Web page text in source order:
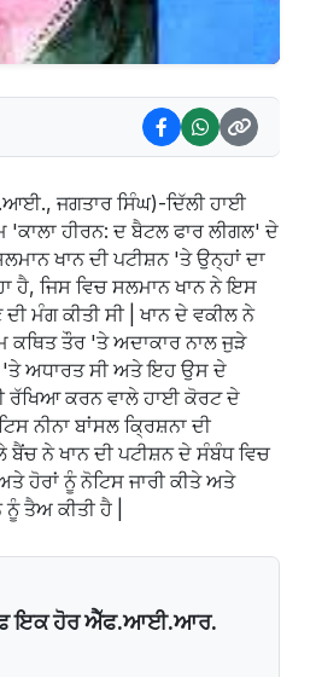
ਜਗਤਾਰ ਸਿੰਘ)-ਦਿੱਲੀ ਹਾਈ
ਹੀਰਨ: ਦ ਬੈਟਲ ਫਾਰ ਲੀਗਲ' ਦੇ
ਖਾਨ ਦੀ ਪਟੀਸ਼ਨ 'ਤੇ ਉਨ੍ਹਾਂ ਦਾ
ਹੈ, ਜਿਸ ਵਿਚ ਸਲਮਾਨ ਖਾਨ ਨੇ ਇਸ
ਮੰਗ ਕੀਤੀ ਸੀ | ਖਾਨ ਦੇ ਵਕੀਲ ਨੇ
ਕਥਿਤ ਤੌਰ 'ਤੇ ਅਦਾਕਾਰ ਨਾਲ ਜੁੜੇ
'ਤੇ ਅਧਾਰਤ ਸੀ ਅਤੇ ਇਹ ਉਸ ਦੇ
ਰੱਖਿਆ ਕਰਨ ਵਾਲੇ ਹਾਈ ਕੋਰਟ ਦੇ
ਨੀਨਾ ਬਾਂਸਲ ਕ੍ਰਿਸ਼ਨਾ ਦੀ
ਨੇ ਖਾਨ ਦੀ ਪਟੀਸ਼ਨ ਦੇ ਸੰਬੰਧ ਵਿਚ
ਹੋਰਾਂ ਨੂੰ ਨੋਟਿਸ ਜਾਰੀ ਕੀਤੇ ਅਤੇ
ਤੈਅ ਕੀਤੀ ਹੈ |
ਇਕ ਹੋਰ ਐੱਫ.ਆਈ.ਆਰ.